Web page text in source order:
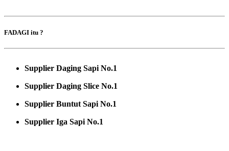
FADAGI itu ?
Supplier Daging Sapi No.1
Supplier Daging Slice No.1
Supplier Buntut Sapi No.1
Supplier Iga Sapi No.1